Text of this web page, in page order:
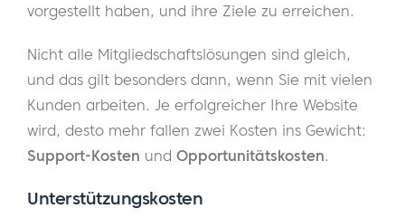
vorgestellt haben, und ihre Ziele zu erreichen.
Nicht alle Mitgliedschaftslösungen sind gleich,
und das gilt besonders dann, wenn Sie mit vielen
Kunden arbeiten. Je erfolgreicher Ihre Website
wird, desto mehr fallen zwei Kosten ins Gewicht:
Support-Kosten und Opportunitätskosten.
Unterstützungskosten